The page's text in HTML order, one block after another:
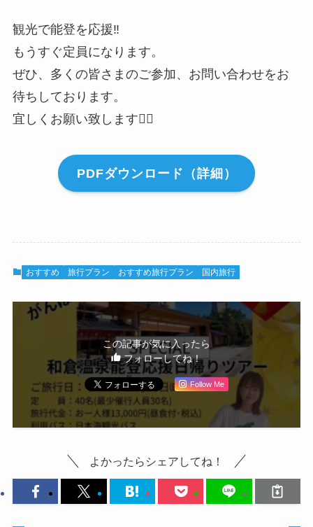
観光で能登を応援‼️
もうすぐ定員になります。
ぜひ、多くの皆さまのご参加、お問い合わせをお
待ちしております。
宜しくお願い致します🙇‍♂️
PDFダウンロード（詳細）
おすすめ 旅行プラン おすすめ旅行プラン 国内旅行
この記事が気に入ったら
フォローしてね！
Follow Me
よかったらシェアしてね！